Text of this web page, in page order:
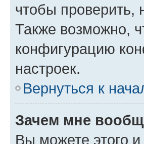
чтобы проверить,
Также возможно,
конфигурацию
настроек.
Вернуться к
Зачем мне
Вы можете этого и